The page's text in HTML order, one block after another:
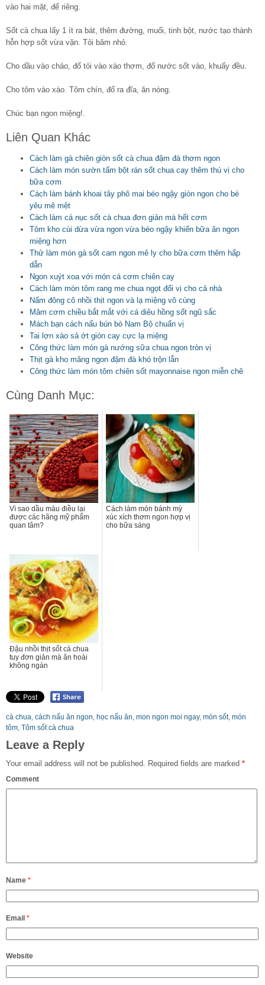
vào hai mặt, để riêng.
Sốt cà chua lấy 1 ít ra bát, thêm đường, muối, tinh bột, nước tạo thành
hỗn hợp sốt vừa vặn. Tỏi băm nhỏ.
Cho dầu vào chảo, đổ tỏi vào xào thơm, đổ nước sốt vào, khuấy đều.
Cho tôm vào xào. Tôm chín, đổ ra đĩa, ăn nóng.
Chúc bạn ngon miệng!.
Liên Quan Khác
Cách làm gà chiên giòn sốt cà chua đậm đà thơm ngon
Cách làm món sườn tẩm bột rán sốt chua cay thêm thú vị cho
bữa cơm
Cách làm bánh khoai tây phô mai béo ngậy giòn ngon cho bé
yêu mê mệt
Cách làm cá nục sốt cà chua đơn giản mà hết cơm
Tôm kho cùi dừa vừa ngon vừa béo ngậy khiến bữa ăn ngon
miệng hơn
Thử làm món gà sốt cam ngon mê ly cho bữa cơm thêm hấp
dẫn
Ngon xuýt xoa với món cá cơm chiên cay
Cách làm món tôm rang me chua ngọt đổi vị cho cả nhà
Nấm đông cô nhồi thịt ngon và lạ miệng vô cùng
Mâm cơm chiều bắt mắt với cá diêu hồng sốt ngũ sắc
Mách bạn cách nấu bún bò Nam Bộ chuẩn vị
Tai lợn xào sả ớt giòn cay cực lạ miệng
Công thức làm món gà nướng sữa chua ngon tròn vị
Thịt gà kho măng ngon đậm đà khó trộn lẫn
Công thức làm món tôm chiên sốt mayonnaise ngon miễn chê
Cùng Danh Mục:
Vì sao dầu màu điều lại
được các hãng mỹ phẩm
quan tâm?
Cách làm món bánh mỳ
xúc xích thơm ngon hợp vị
cho bữa sáng
Đậu nhồi thịt sốt cà chua
tuy đơn giản mà ăn hoài
không ngán
cà chua, cách nấu ăn ngon, học nấu ăn, mon ngon moi ngay, món sốt, món
tôm, Tôm sốt cà chua
Leave a Reply
Your email address will not be published. Required fields are marked *
Comment
Name *
Email *
Website